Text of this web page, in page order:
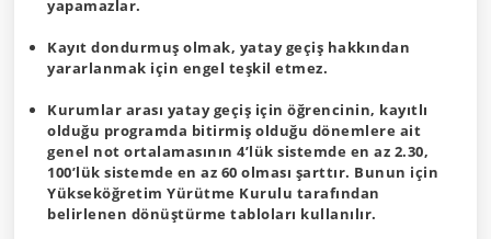
yapamazlar.
Kayıt dondurmuş olmak, yatay geçiş hakkından
yararlanmak için engel teşkil etmez.
Kurumlar arası yatay geçiş için öğrencinin, kayıtlı
olduğu programda bitirmiş olduğu dönemlere ait
genel not ortalamasının 4’lük sistemde en az 2.30,
100’lük sistemde en az 60 olması şarttır. Bunun için
Yükseköğretim Yürütme Kurulu tarafından
belirlenen dönüştürme tabloları kullanılır.